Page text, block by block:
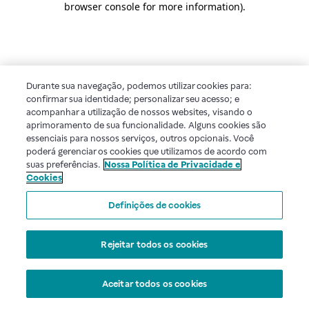
browser console for more information).
Durante sua navegação, podemos utilizar cookies para:
confirmar sua identidade; personalizar seu acesso; e
acompanhar a utilização de nossos websites, visando o
aprimoramento de sua funcionalidade. Alguns cookies são
essenciais para nossos serviços, outros opcionais. Você
poderá gerenciar os cookies que utilizamos de acordo com
suas preferências. Nossa Política de Privacidade e
Cookies
Definições de cookies
Rejeitar todos os cookies
Aceitar todos os cookies